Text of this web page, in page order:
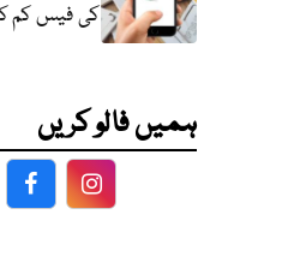
کی فیس کم
ہمیں فالو کریں
FacebookFacebook